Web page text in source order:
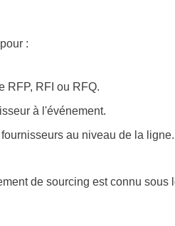
:
RFP, RFI ou RFQ.
à l'événement.
au niveau de la ligne.
de sourcing est connu sous